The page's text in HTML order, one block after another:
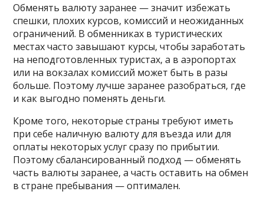
Обменять валюту заранее — значит избежать
спешки, плохих курсов, комиссий и неожиданных
ограничений. В обменниках в туристических
местах часто завышают курсы, чтобы заработать
на неподготовленных туристах, а в аэропортах
или на вокзалах комиссий может быть в разы
больше. Поэтому лучше заранее разобраться, где
и как выгодно поменять деньги.
Кроме того, некоторые страны требуют иметь
при себе наличную валюту для въезда или для
оплаты некоторых услуг сразу по прибытии.
Поэтому сбалансированный подход — обменять
часть валюты заранее, а часть оставить на обмен
в стране пребывания — оптимален.